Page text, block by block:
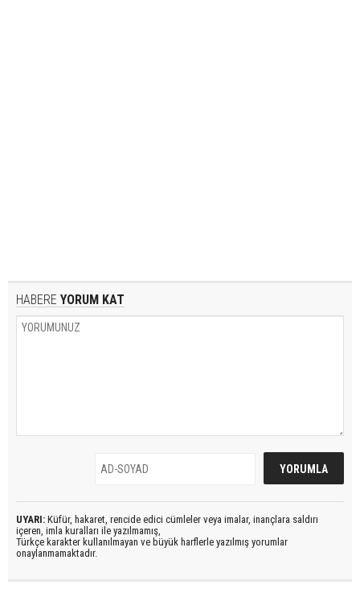
HABERE YORUM KAT
UYARI: Küfür, hakaret, rencide edici cümleler veya imalar, inançlara saldırı
içeren, imla kuralları ile yazılmamış,
Türkçe karakter kullanılmayan ve büyük harflerle yazılmış yorumlar
onaylanmamaktadır.